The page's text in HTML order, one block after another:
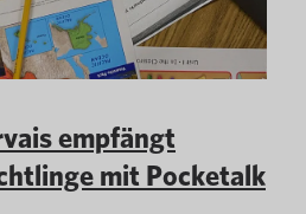
empfängt
mit Pocketalk